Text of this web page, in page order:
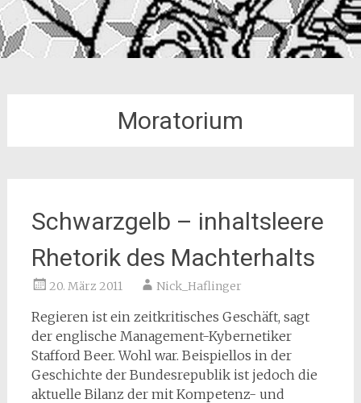
Moratorium
Schwarzgelb – inhaltsleere
Rhetorik des Machterhalts
20. März 2011 Nick_Haflinger
Regieren ist ein zeitkritisches Geschäft, sagt
der englische Management-Kybernetiker
Stafford Beer. Wohl war. Beispiellos in der
Geschichte der Bundesrepublik ist jedoch die
aktuelle Bilanz der mit Kompetenz- und